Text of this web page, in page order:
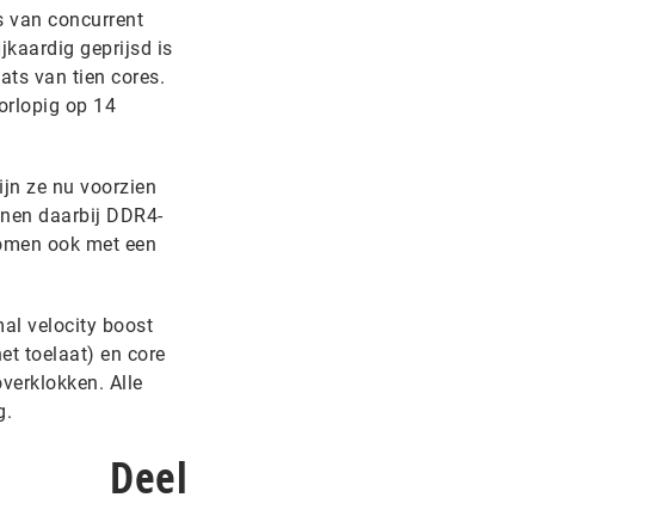
van concurrent
geprijsd is
van tien cores.
op 14
ze nu voorzien
daarbij DDR4-
ook met een
velocity boost
toelaat) en core
Alle
Deel